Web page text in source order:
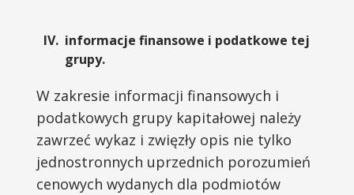
informacje finansowe i podatkowe tej
grupy.
W zakresie informacji finansowych i
podatkowych grupy kapitałowej należy
zawrzeć wykaz i zwięzły opis nie tylko
jednostronnych uprzednich porozumień
cenowych wydanych dla podmiotów